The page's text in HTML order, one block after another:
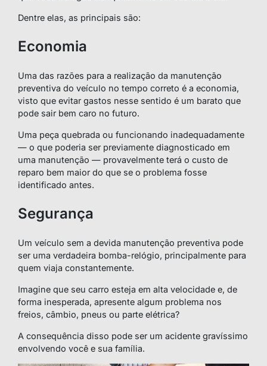
Dentre elas, as principais são:
Economia
Uma das razões para a realização da manutenção
preventiva do veículo no tempo correto é a economia,
visto que evitar gastos nesse sentido é um barato que
pode sair bem caro no futuro.
Uma peça quebrada ou funcionando inadequadamente
— o que poderia ser previamente diagnosticado em
uma manutenção — provavelmente terá o custo de
reparo bem maior do que se o problema fosse
identificado antes.
Segurança
Um veículo sem a devida manutenção preventiva pode
ser uma verdadeira bomba-relógio, principalmente para
quem viaja constantemente.
Imagine que seu carro esteja em alta velocidade e, de
forma inesperada, apresente algum problema nos
freios, câmbio, pneus ou parte elétrica?
A consequência disso pode ser um acidente gravíssimo
envolvendo você e sua família.